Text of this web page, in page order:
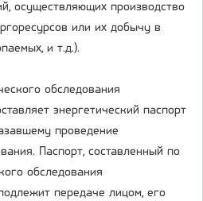
осуществляющих производство
или их добычу в
и т.д.).
обследования
энергетический паспорт
проведение
Паспорт, составленный по
обследования
передаче лицом, его